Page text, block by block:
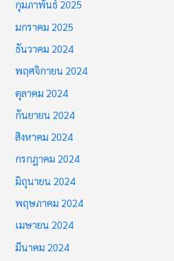
กุมภาพันธ์ 2025
มกราคม 2025
ธันวาคม 2024
พฤศจิกายน 2024
ตุลาคม 2024
กันยายน 2024
สิงหาคม 2024
กรกฎาคม 2024
มิถุนายน 2024
พฤษภาคม 2024
เมษายน 2024
มีนาคม 2024